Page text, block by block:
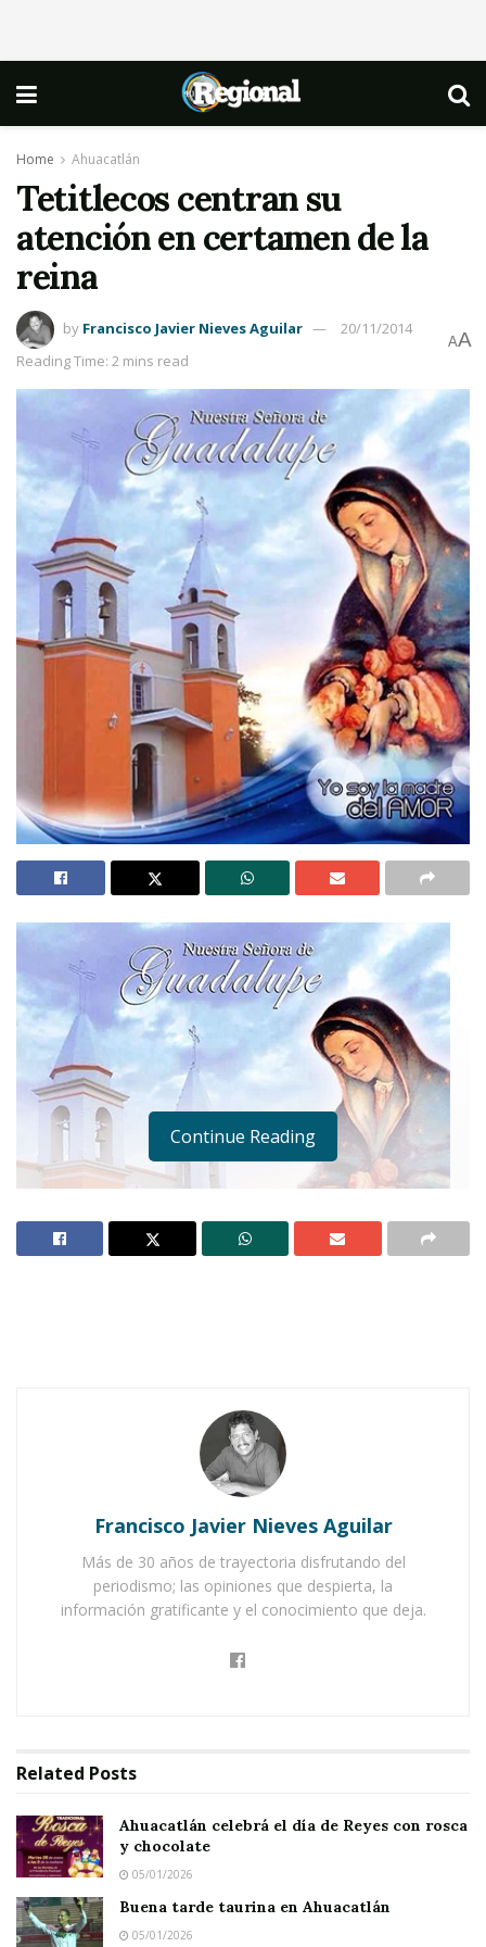
Home Ahuacatlán
Tetitlecos centran su
atención en certamen de la
reina
by Francisco Javier Nieves Aguilar
20/11/2014
Reading Time: 2 mins read
AA
Ahuacatlán celebrá el día de Reyes con rosca y
Buena tarde taurina en Ahuacatlán
Continue Reading
Francisco Javier Nieves Aguilar
Más de 30 años de trayectoria disfrutando del
periodismo; las opiniones que despierta, la
información gratificante y el conocimiento que deja.
Related Posts
Ahuacatlán celebrá el día de Reyes con rosca
y chocolate
05/01/2026
Buena tarde taurina en Ahuacatlán
05/01/2026